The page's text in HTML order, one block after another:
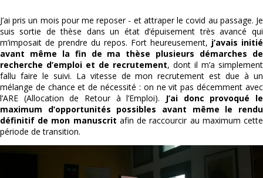
J’ai pris un mois pour me reposer - et attraper le covid au passage. Je
suis sortie de thèse dans un état d’épuisement très avancé qui
m’imposait de prendre du repos. Fort heureusement, j’avais initié
avant même la fin de ma thèse plusieurs démarches de
recherche d’emploi et de recrutement, dont il m’a simplement
fallu faire le suivi. La vitesse de mon recrutement est due à un
mélange de chance et de nécessité : on ne vit pas décemment avec
l’ARE (Allocation de Retour à l’Emploi).
J’ai donc provoqué le
maximum d’opportunités possibles avant même le rendu
définitif de mon manuscrit afin de raccourcir au maximum cette
période de transition.